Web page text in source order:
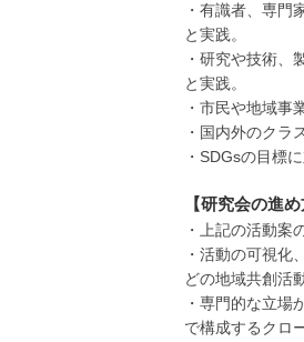
・有識者、専門
と実践。
・研究や技術、
と実践。
・市民や地域事
・国内外のクラ
・SDGsの目標
【研究会の進
・上記の活動案
・活動の可視化
どの地域共創活
・専門的な立場
で構成するクロ